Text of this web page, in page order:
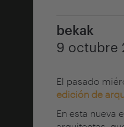
bekak
9 octubre
El pasado
edición de
En esta nueva